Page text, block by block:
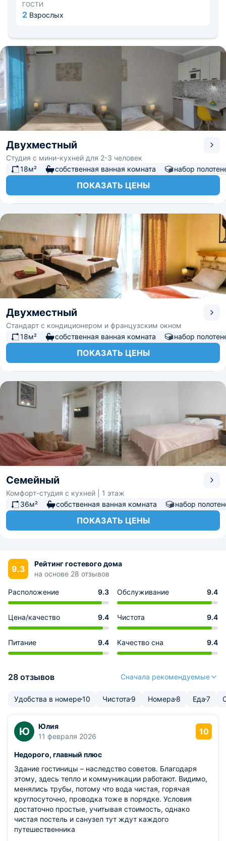
оборудованная зона для детей, скалодром, теннисный
стол, уютные беседки и бесплатный интернет.
расстояние до ближайшего доступного пляжа: 0,5 км (5
минут пешком). Расстояние до железнодорожного
вокзала Евпатории - 8,9 км, а до аэропорта
Симферополя – 58,1 км.
ГОСТИ
2 Взрослых
Двухместный
Студия с мини-кухней для 2-3 человек
18м²
собственная ванная комната набор
ПОКАЗАТЬ ЦЕНЫ
Двухместный
Стандарт с кондиционером и французским окном
18м²
собственная ванная комната набор
ПОКАЗАТЬ ЦЕНЫ
Семейный
Комфорт-студия с кухней | 1 этаж
36м²
собственная ванная комната набор
ПОКАЗАТЬ ЦЕНЫ
9.3
Рейтинг гостевого дома
на основе 28 отзывов
Расположение 9.3 Обслуживание 9.4
Цена/качество 9.4 Чистота 9.4
Питание 9.4 Качество сна 9.4
28 отзывов Сначала рекомендуемые
Удобства в номере10 Чистота 9 Номера 8 Еда7
Ю
Юлия
11 февраля 2026
10
Недорого, главный плюс
Здание гостиницы – наследство советов. Благодаря
этому, здесь тепло и коммуникации работают. Видимо,
менялись трубы, потому что вода чистая, горячая
круглосуточно, проводка тоже в порядке. Условия
достаточно простые, учитывая стоимость, однако
чистая постель и санузел тут ждут каждого
путешественника